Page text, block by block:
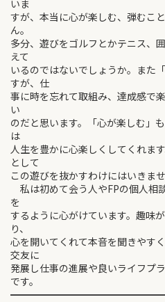
いま
すが、本当に心が楽しむ、弾むこ
ん。
多分、遊びをゴルフとかテニス、
えて
いるのではないでしょうか。また
すが、仕
事に時を忘れて取組み、達成感で
い
のだと思います。「心が楽しむ」
は
人生を豊かに心楽しくしてくれま
として
この遊びを抜かすわけにはいきませ
私は初めて会う人やFPの個人相
を
するように心がけています。趣味
り、
心を開いてくれて本音を聞きやす
交友に
発展し仕事の進展や良いライフプ
です。